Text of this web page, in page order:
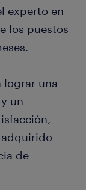
experto en
los puestos
lograr una
un
de